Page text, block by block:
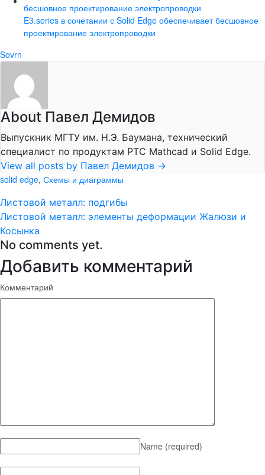
E3.series в сочетании с Solid Edge обеспечивает бесшовное
проектирование электропроводки
Sovrn
About Павел Демидов
Выпускник МГТУ им. Н.Э. Баумана, технический
специалист по продуктам PTC Mathcad и Solid Edge.
View all posts by Павел Демидов →
solid edge, Схемы и диаграммы
Листовой металл: подгибы
Листовой металл: элементы деформации Жалюзи и
Косынка
No comments yet.
Добавить комментарий
Комментарий
Name (required)